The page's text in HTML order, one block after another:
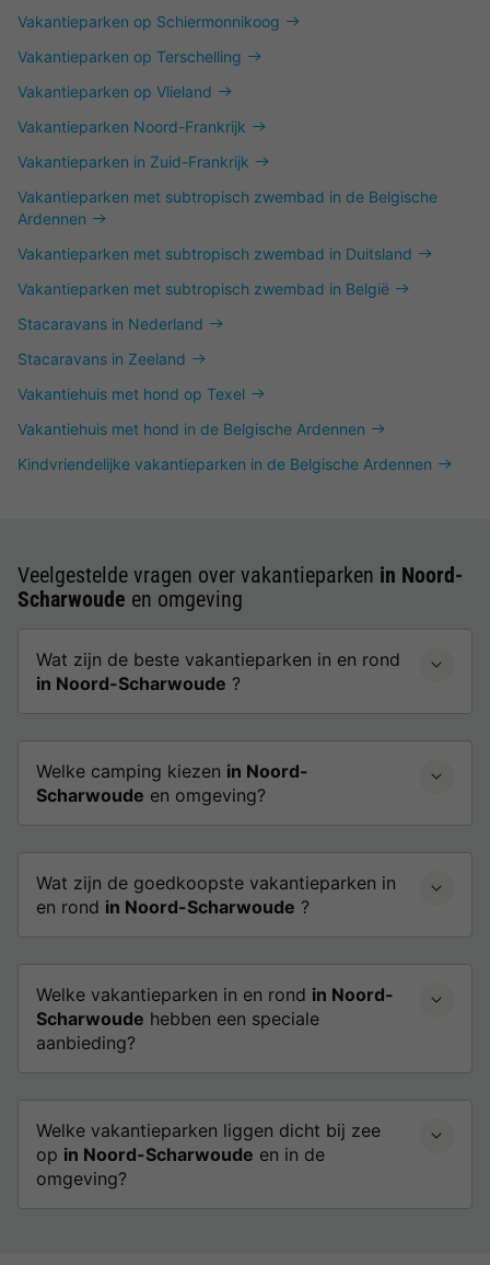
Vakantieparken op Schiermonnikoog
Vakantieparken op Terschelling
Vakantieparken op Vlieland
Vakantieparken Noord-Frankrijk
Vakantieparken in Zuid-Frankrijk
Vakantieparken met subtropisch zwembad in de Belgische
Ardennen
Vakantieparken met subtropisch zwembad in Duitsland
Vakantieparken met subtropisch zwembad in België
Stacaravans in Nederland
Stacaravans in Zeeland
Vakantiehuis met hond op Texel
Vakantiehuis met hond in de Belgische Ardennen
Kindvriendelijke vakantieparken in de Belgische Ardennen
Veelgestelde vragen over vakantieparken in Noord-
Scharwoude en omgeving
Wat zijn de beste vakantieparken in en rond
in Noord-Scharwoude ?
Welke camping kiezen in Noord-
Scharwoude en omgeving?
Wat zijn de goedkoopste vakantieparken in
en rond in Noord-Scharwoude ?
Welke vakantieparken in en rond in Noord-
Scharwoude hebben een speciale
aanbieding?
Welke vakantieparken liggen dicht bij zee
op in Noord-Scharwoude en in de
omgeving?